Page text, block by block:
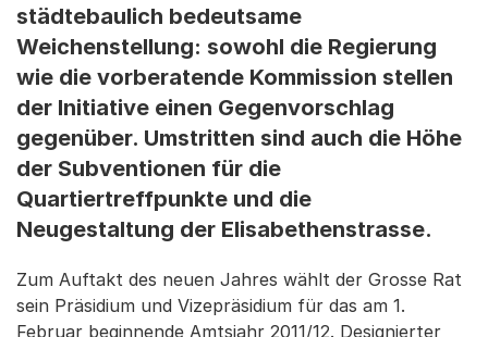
städtebaulich bedeutsame
Weichenstellung: sowohl die Regierung
wie die vorberatende Kommission stellen
der Initiative einen Gegenvorschlag
gegenüber. Umstritten sind auch die Höhe
der Subventionen für die
Quartiertreffpunkte und die
Neugestaltung der Elisabethenstrasse.
Zum Auftakt des neuen Jahres wählt der Grosse Rat
sein Präsidium und Vizepräsidium für das am 1.
Februar beginnende Amtsjahr 2011/12. Designierter